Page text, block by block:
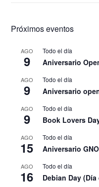
Próximos eventos
AGO
9
Todo el día
Aniversario
AGO
9
Todo el día
Aniversario
AGO
9
Todo el día
Book Lovers
AGO
15
Todo el día
Aniversario
AGO
16
Todo el día
Debian Day